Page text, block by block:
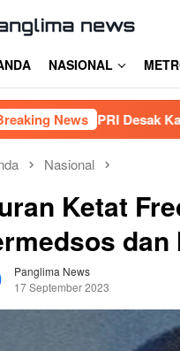
NASIONAL
News
Kapolres Usut Tuntas
Nasional
Ketat
dan
Panglima News
17 September 2023